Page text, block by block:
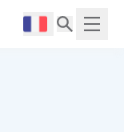
Langue :